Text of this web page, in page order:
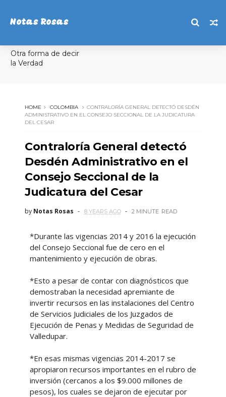
Notas Rosas
Otra forma de decir
la Verdad
HOME COLOMBIA
CONTRALORÍA GENERAL DETECTÓ DESDÉN
ADMINISTRATIVO EN EL CONSEJO SECCIONAL DE LA JUDICATURA
DEL CESAR
Contraloría General detectó
Desdén Administrativo en el
Consejo Seccional de la
Judicatura del Cesar
by Notas Rosas 8 YEARS AGO 2 MINUTE READ
*Durante las vigencias 2014 y 2016 la ejecución
del Consejo Seccional fue de cero en el
mantenimiento y ejecución de obras.
*Esto a pesar de contar con diagnósticos que
demostraban la necesidad apremiante de
invertir recursos en las instalaciones del Centro
de Servicios Judiciales de los Juzgados de
Ejecución de Penas y Medidas de Seguridad de
Valledupar.
*En esas mismas vigencias 2014-2017 se
apropiaron recursos importantes en el rubro de
inversión (cercanos a los $9.000 millones de
pesos), los cuales se dejaron de ejecutar por